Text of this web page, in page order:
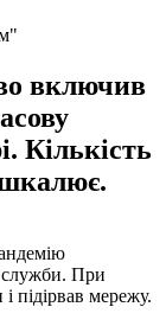
включив
Кількість
служби. При
підірвав мережу.